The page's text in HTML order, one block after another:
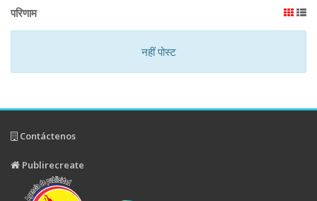
परिणाम
नहीं पोस्ट
Contáctenos
Publirecreate